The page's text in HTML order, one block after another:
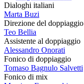
Dialoghi italiani
Marta Buzi
Direzione del doppiaggio
Teo Bellia
Assistente al doppiaggio
Alessandro Onorati
Fonico di doppiaggio
Tomaso Bagnulo Salvetti
Fonico di mix